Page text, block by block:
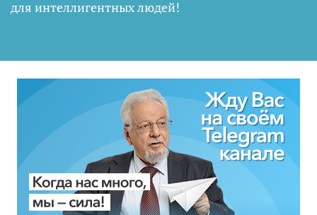
для интеллигентных людей!